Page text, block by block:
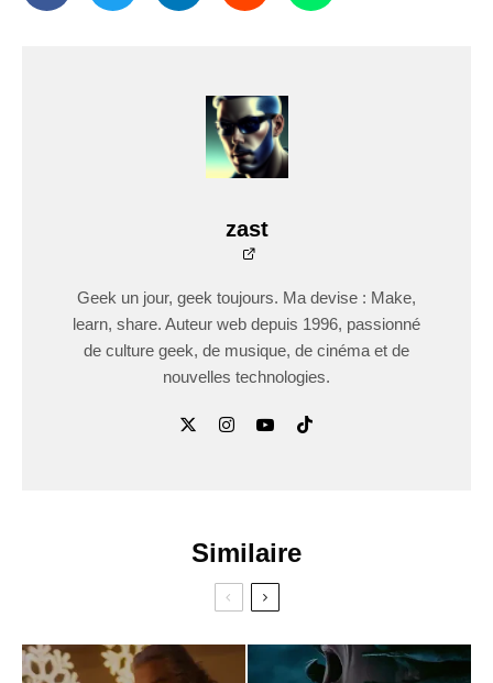
zast
Geek un jour, geek toujours. Ma devise : Make,
learn, share. Auteur web depuis 1996, passionné
de culture geek, de musique, de cinéma et de
nouvelles technologies.
Similaire